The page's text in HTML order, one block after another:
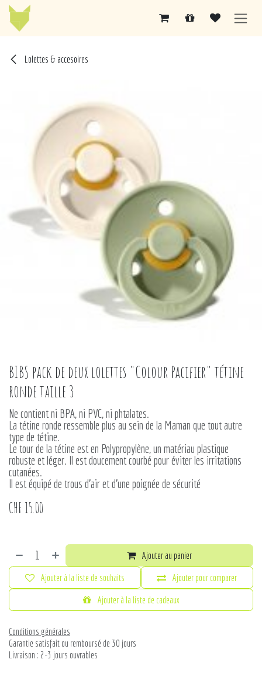
Se rendre au contenu
Lolettes & accesoires
BIBS pack de deux lolettes "Colour Pacifier" tétine
ronde taille 3
Ne contient ni BPA, ni PVC, ni phtalates.
La tétine ronde ressemble plus au sein de la Maman que tout autre
type de tétine.
Le tour de la tétine est en Polypropylène, un matériau plastique
robuste et léger. Il est doucement courbé pour éviter les irritations
cutanées.
Il est équipé de trous d’air et d’une poignée de sécurité
CHF 15.00
Ajouter au panier
Ajouter pour comparer
Ajouter à la liste de cadeaux
Ajouter à la liste de souhaits
Conditions générales
Garantie satisfait ou remboursé de 30 jours
Livraison : 2-3 jours ouvrables